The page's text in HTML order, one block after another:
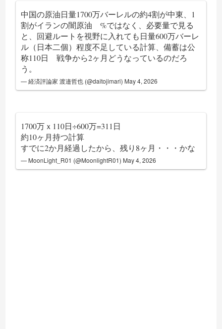
中国の原油日量1700万バーレルの約4割が中東、1
割がイランの闇原油 %ではなく、必要量で見る
と、回避ルートを視野に入れても日量600万バーレ
ル（日本二個）程度不足している計算、備蓄は公
称110日 戦争から2ヶ月どうなっているのだろ
う。
— 経済評論家 渡邉哲也 (@daitojimari) May 4, 2026
1700万ｘ110日÷600万=311日
約10ヶ月持つ計算
すでに2か月経過したから、残り8ヶ月・・・かな
— MoonLight_R01 (@MoonlightR01) May 4, 2026